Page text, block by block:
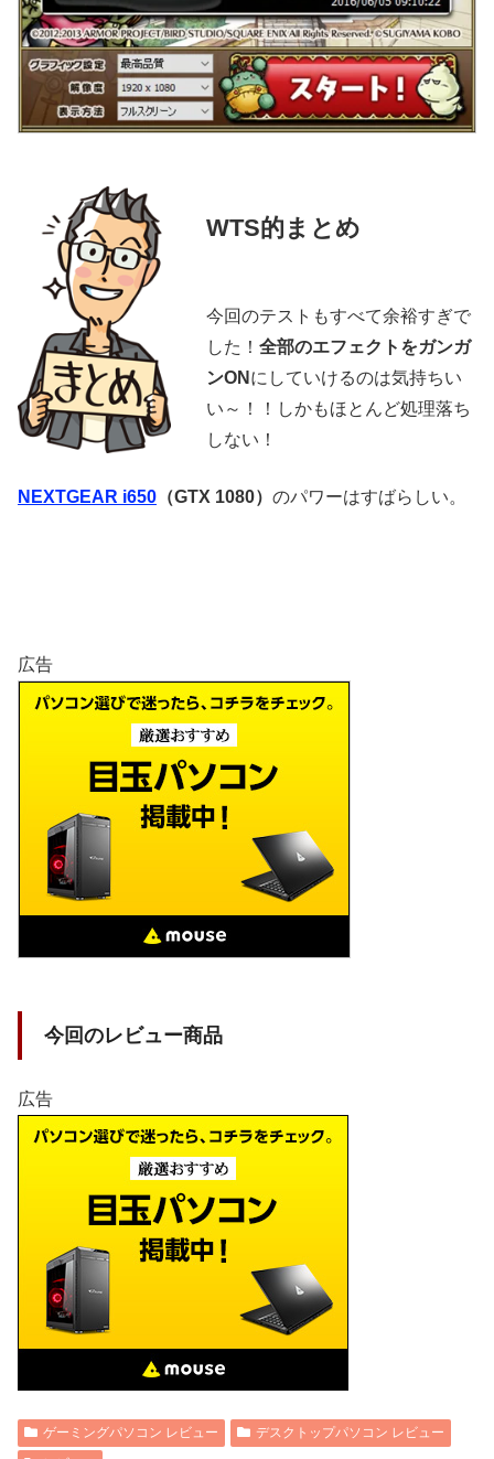
WTS的まとめ
今回のテストもすべて余裕すぎで
した！ 全部のエフェクトをガンガ
ンON にしていけるのは気持ちい
い～！！しかもほとんど処理落ち
しない！
NEXTGEAR i650 （GTX 1080） のパワーはすばらしい。
広告
今回のレビュー商品
広告
ゲーミングパソコン レビュー
デスクトップパソコン レビュー